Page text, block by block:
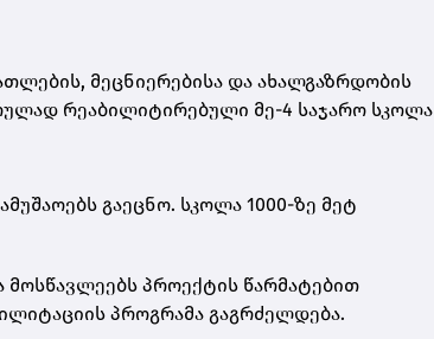
მეცნიერებისა და ახალგაზრდობის
რეაბილიტირებული მე-4 საჯარო სკოლა
გაეცნო. სკოლა 1000-ზე მეტ
პროექტის წარმატებით
პროგრამა გაგრძელდება.